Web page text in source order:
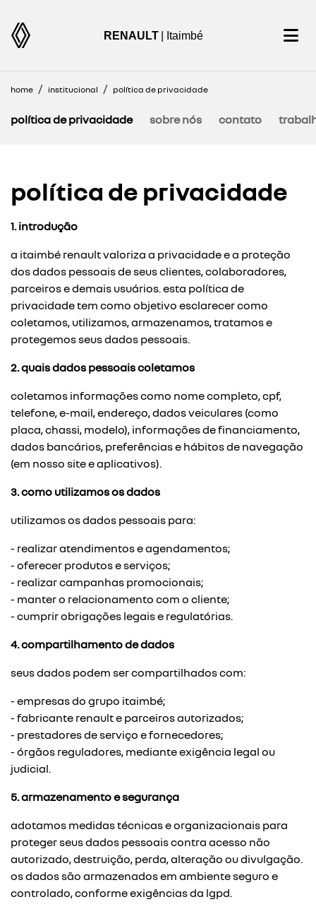
RENAULT | Itaimbé
home institucional política de privacidade
sobre nós contato
política de privacidade
política de privacidade
1. introdução
a itaimbé renault valoriza a privacidade e a proteção
dos dados pessoais de seus clientes, colaboradores,
parceiros e demais usuários. esta política de
privacidade tem como objetivo esclarecer como
coletamos, utilizamos, armazenamos, tratamos e
protegemos seus dados pessoais.
2. quais dados pessoais coletamos
coletamos informações como nome completo, cpf,
telefone, e-mail, endereço, dados veiculares (como
placa, chassi, modelo), informações de financiamento,
dados bancários, preferências e hábitos de navegação
(em nosso site e aplicativos).
3. como utilizamos os dados
utilizamos os dados pessoais para:
- realizar atendimentos e agendamentos;
- oferecer produtos e serviços;
- realizar campanhas promocionais;
- manter o relacionamento com o cliente;
- cumprir obrigações legais e regulatórias.
4. compartilhamento de dados
seus dados podem ser compartilhados com:
- empresas do grupo itaimbé;
- fabricante renault e parceiros autorizados;
- prestadores de serviço e fornecedores;
- órgãos reguladores, mediante exigência legal ou
judicial.
5. armazenamento e segurança
adotamos medidas técnicas e organizacionais para
proteger seus dados pessoais contra acesso não
autorizado, destruição, perda, alteração ou divulgação.
os dados são armazenados em ambiente seguro e
controlado, conforme exigências da lgpd.